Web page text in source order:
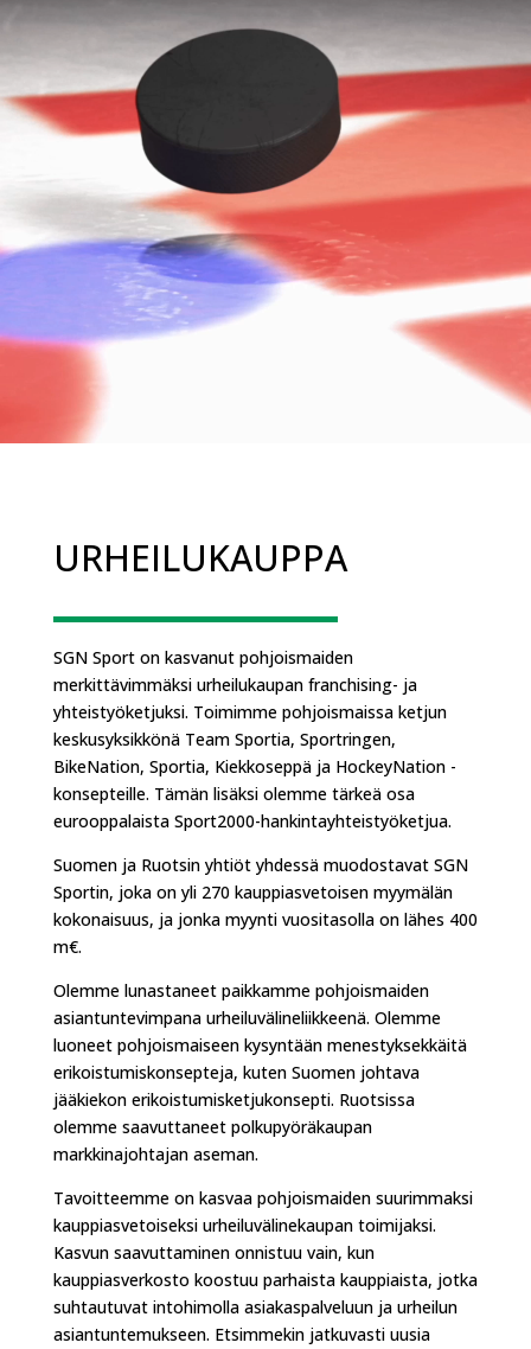
URHEILUKAUPPA
SGN Sport on kasvanut pohjoismaiden
merkittävimmäksi urheilukaupan franchising- ja
yhteistyöketjuksi. Toimimme pohjoismaissa ketjun
keskusyksikkönä Team Sportia, Sportringen,
BikeNation, Sportia, Kiekkoseppä ja HockeyNation -
konsepteille. Tämän lisäksi olemme tärkeä osa
eurooppalaista Sport2000-hankintayhteistyöketjua.
Suomen ja Ruotsin yhtiöt yhdessä muodostavat SGN
Sportin, joka on yli 270 kauppiasvetoisen myymälän
kokonaisuus, ja jonka myynti vuositasolla on lähes 400
m€.
Olemme lunastaneet paikkamme pohjoismaiden
asiantuntevimpana urheiluvälineliikkeenä. Olemme
luoneet pohjoismaiseen kysyntään menestyksekkäitä
erikoistumiskonsepteja, kuten Suomen johtava
jääkiekon erikoistumisketjukonsepti. Ruotsissa
olemme saavuttaneet polkupyöräkaupan
markkinajohtajan aseman.
Tavoitteemme on kasvaa pohjoismaiden suurimmaksi
kauppiasvetoiseksi urheiluvälinekaupan toimijaksi.
Kasvun saavuttaminen onnistuu vain, kun
kauppiasverkosto koostuu parhaista kauppiaista, jotka
suhtautuvat intohimolla asiakaspalveluun ja urheilun
asiantuntemukseen. Etsimmekin jatkuvasti uusia